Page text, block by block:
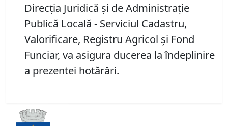
Direcția Juridică și de Administrație
Publică Locală - Serviciul Cadastru,
Valorificare, Registru Agricol și Fond
Funciar, va asigura ducerea la îndeplinire
a prezentei hotărâri.